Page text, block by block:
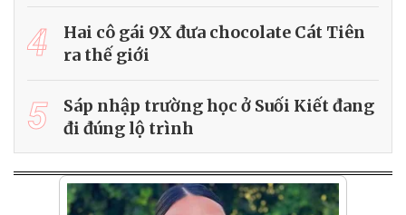
4
Hai cô gái 9X đưa chocolate Cát Tiên
ra thế giới
5
Sáp nhập trường học ở Suối Kiết đang
đi đúng lộ trình